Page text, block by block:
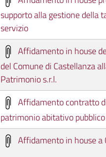
supporto alla gestione della
servizio
Affidamento in house
del Comune di Castellanza
Patrimonio s.r.l.
Affidamento contratto
patrimonio abitativo
Affidamento in house a